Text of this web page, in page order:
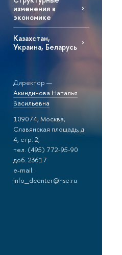
изменения в
экономике
Казахстан,
Украина, Беларусь
Директор —
Акиндинова Наталья
Васильевна
109074, Москва,
Славянская площадь, д.
4, стр. 2,
тел. (495) 772-95-90
доб. 23617
e-mail:
info_dcenter@hse.ru